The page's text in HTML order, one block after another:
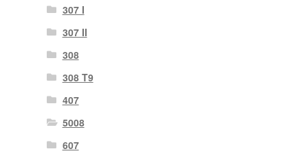
307 I
307 II
308
308 T9
407
5008
607